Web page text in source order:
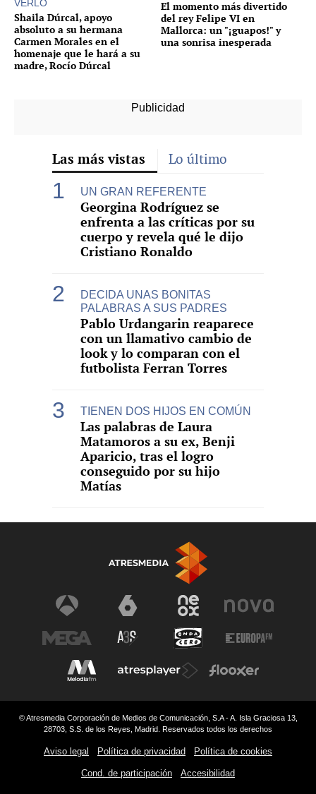
VERLO
Shaila Dúrcal, apoyo
absoluto a su hermana
Carmen Morales en el
homenaje que le hará a su
madre, Rocío Dúrcal
El momento más divertido
del rey Felipe VI en
Mallorca: un "¡guapos!" y
una sonrisa inesperada
Las más vistas Lo último
UN GRAN REFERENTE
Georgina Rodríguez se
enfrenta a las críticas por su
cuerpo y revela qué le dijo
Cristiano Ronaldo
DECIDA UNAS BONITAS
PALABRAS A SUS PADRES
Pablo Urdangarin reaparece
con un llamativo cambio de
look y lo comparan con el
futbolista Ferran Torres
TIENEN DOS HIJOS EN COMÚN
Las palabras de Laura
Matamoros a su ex, Benji
Aparicio, tras el logro
conseguido por su hijo
Matías
© Atresmedia Corporación de Medios de Comunicación, S.A - A. Isla Graciosa 13,
28703, S.S. de los Reyes, Madrid. Reservados todos los derechos
Aviso legal Política de privacidad Política de cookies
Cond. de participación Accesibilidad